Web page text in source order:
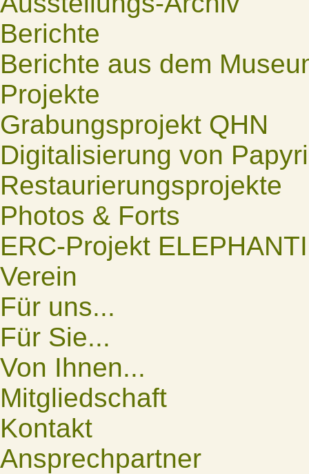
Berichte
Berichte aus dem
Projekte
Grabungsprojekt QHN
Digitalisierung von
Restaurierungsprojekte
Photos & Forts
ERC-Projekt
Verein
Für uns...
Für Sie...
Von Ihnen...
Mitgliedschaft
Kontakt
Ansprechpartner